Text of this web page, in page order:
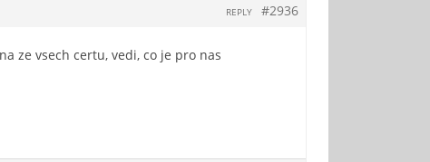
#2936
REPLY
ze vsech certu, vedi, co je pro nas